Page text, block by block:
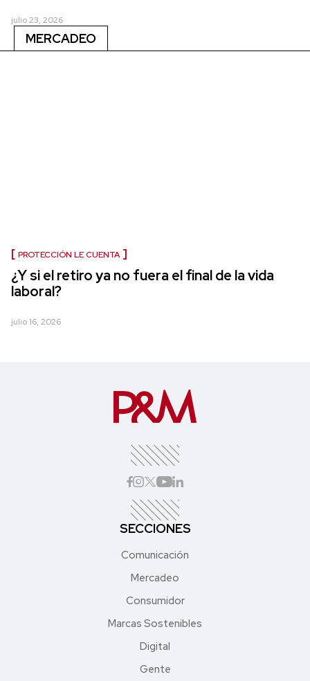
julio 23, 2026
MERCADEO
PROTECCIÓN LE CUENTA
¿Y si el retiro ya no fuera el final de la vida
laboral?
julio 16, 2026
SECCIONES
Comunicación
Mercadeo
Consumidor
Marcas Sostenibles
Digital
Gente